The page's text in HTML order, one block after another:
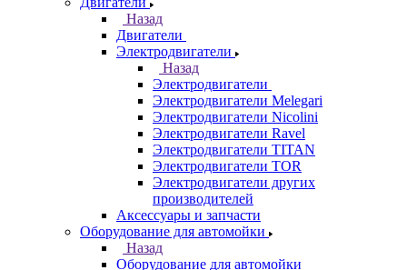
Назад
Двигатели
Электродвигатели
Назад
Электродвигатели
Электродвигатели Melegari
Электродвигатели Nicolini
Электродвигатели Ravel
Электродвигатели TITAN
Электродвигатели TOR
Электродвигатели других
производителей
Аксессуары и запчасти
Оборудование для автомойки
Назад
Оборудование для автомойки